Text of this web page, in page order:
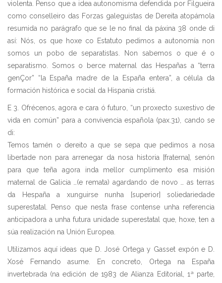
violenta. Penso que a idea autonomisma defendida por Filgueira
como conselleiro das Forzas galeguistas de Dereita atopámola
resumida no parágrafo que se le no final da páxina 38 onde di
así: Nós, os que hoxe co Estatuto pedimos a autonomía non
somos un pobo de separatistas. Non sabemos o que é o
separatismo. Somos o berce maternal das Hespañas a “terra
genÇor” “la España madre de la España entera”, a célula da
formación histórica e social da Hispania cristiá.
E 3. Ofrécenos, agora e cara ó futuro, “un proxecto suxestivo de
vida en común” para a convivencia española (pax.31), cando se
di:
Temos tamén o dereito a que se sepa que pedimos a nosa
libertade non para arrenegar da nosa historia [fraterna], senón
para que teña agora inda mellor cumplimento esa misión
maternal de Galicia …(e remata) agardando de novo … as terras
da Hespaña a xunguirse nunha [superior] soliedariedade
superestatal. Penso que nesta frase contense unha referencia
anticipadora a unha futura unidade superestatal que, hoxe, ten a
súa realización na Unión Europea.
Utilizamos aquí ideas que D. José Ortega y Gasset expón e D.
Xosé Fernando asume. En concreto, Ortega na España
invertebrada (na edición de 1983 de Alianza Editorial, 1ª parte,